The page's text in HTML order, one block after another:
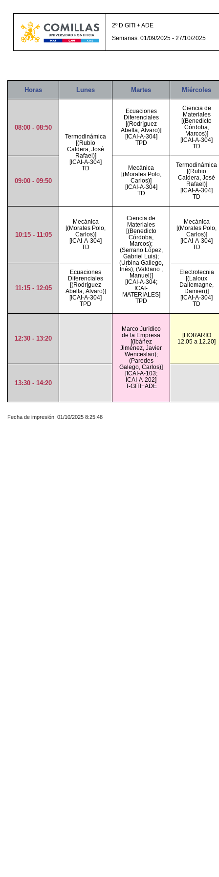
2º D GITI + ADE
Semanas: 01/09/2025 - 27/10/2025
Horas Lunes Martes Miércoles
08:00 - 08:50
Termodinámica
[(Rubio
Caldera, José
Rafael)]
[ICAI-A-304]
TD
Ecuaciones
Diferenciales
[(Rodríguez
Abella, Álvaro)]
[ICAI-A-304]
TPD
Ciencia de
Materiales
[(Benedicto
Córdoba,
Marcos)]
[ICAI-A-304]
TD
09:00 - 09:50
Mecánica
[(Morales Polo,
Carlos)]
[ICAI-A-304]
TD
Termodinámica
[(Rubio
Caldera, José
Rafael)]
[ICAI-A-304]
TD
10:15 - 11:05
Mecánica
[(Morales Polo,
Carlos)]
[ICAI-A-304]
TD
Ciencia de
Materiales
[(Benedicto
Córdoba,
Marcos);
(Serrano López,
Gabriel Luis);
(Urbina Gallego,
Inés); (Valdano ,
Manuel)]
[ICAI-A-304;
ICAI-
MATERIALES]
TPD
Mecánica
[(Morales Polo,
Carlos)]
[ICAI-A-304]
TD
11:15 - 12:05
Ecuaciones
Diferenciales
[(Rodríguez
Abella, Álvaro)]
[ICAI-A-304]
TPD
Electrotecnia
[(Laloux
Dallemagne,
Damien)]
[ICAI-A-304]
TD
12:30 - 13:20
Marco Jurídico
de la Empresa
[(Ibáñez
Jiménez, Javier
Wenceslao);
(Paredes
Galego, Carlos)]
[ICAI-A-103;
ICAI-A-202]
T-GITI+ADE
[HORARIO
12.05 a 12.20]
13:30 - 14:20
Fecha de impresión: 01/10/2025 8:25:48